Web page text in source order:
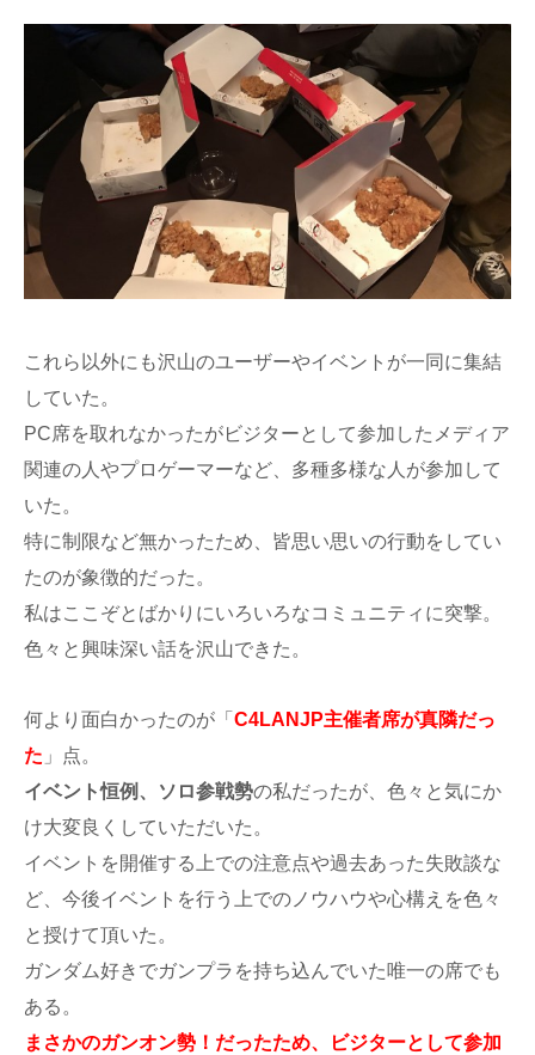
これら以外にも沢山のユーザーやイベントが一同に集結
していた。
PC席を取れなかったがビジターとして参加したメディア
関連の人やプロゲーマーなど、多種多様な人が参加して
いた。
特に制限など無かったため、皆思い思いの行動をしてい
たのが象徴的だった。
私はここぞとばかりにいろいろなコミュニティに突撃。
色々と興味深い話を沢山できた。
何より面白かったのが「 C4LANJP主催者席が真隣だっ
た 」点。
イベント恒例、ソロ参戦勢の私だったが、色々と気にか
け大変良くしていただいた。
イベントを開催する上での注意点や過去あった失敗談な
ど、今後イベントを行う上でのノウハウや心構えを色々
と授けて頂いた。
ガンダム好きでガンプラを持ち込んでいた唯一の席でも
ある。
まさかのガンオン勢！だったため、ビジターとして参加